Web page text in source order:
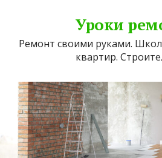
Уроки
Ремонт своими руками.
квартир.